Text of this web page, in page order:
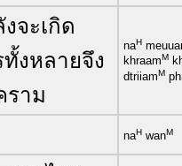
จะเกิด
งหลายจึง
ราม
naH
khraamM
dtriiamM
naH wanM